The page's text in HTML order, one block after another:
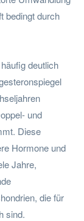
bedingt durch
deutlich
und
Diese
Hormone und
Jahre,
die für
sind.